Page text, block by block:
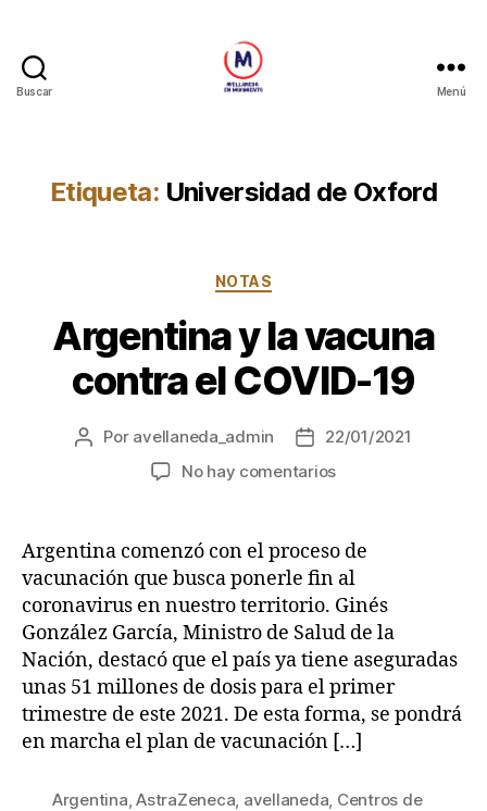
Buscar Menú
Etiqueta: Universidad de Oxford
Categorías
NOTAS
Argentina y la vacuna
contra el COVID-19
Autor
Por avellaneda_admin
Fecha
de
22/01/2021
No hay comentariosen
vacuna
contra
el
COVID-
19
Argentina comenzó con el proceso de
vacunación que busca ponerle fin al
coronavirus en nuestro territorio. Ginés
González García, Ministro de Salud de la
Nación, destacó que el país ya tiene aseguradas
unas 51 millones de dosis para el primer
trimestre de este 2021. De esta forma, se pondrá
en marcha el plan de vacunación […]
Argentina ,AstraZeneca avellaneda Centros de